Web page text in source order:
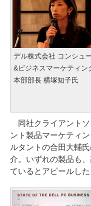
デル株式会社 コンシュ
&ビジネスマーケティン
本部部長 横塚知子氏
同社クライアントソ
ント製品マーケティ
ルタントの合田大輔
介。いずれの製品も
ているとアピールした